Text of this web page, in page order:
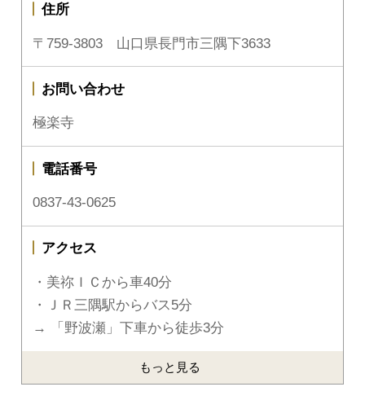
住所
〒759-3803 山口県長門市三隅下3633
お問い合わせ
極楽寺
電話番号
0837-43-0625
アクセス
・美祢ＩＣから車40分
・ＪＲ三隅駅からバス5分
→ 「野波瀬」下車から徒歩3分
もっと見る